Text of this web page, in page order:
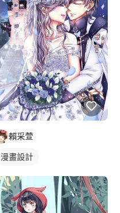
賴采萱
漫畫設計